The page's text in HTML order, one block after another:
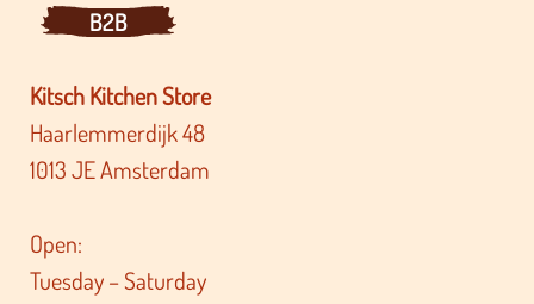
B2B
Kitsch Kitchen Store
Haarlemmerdijk 48
1013 JE Amsterdam
Open:
Tuesday – Saturday